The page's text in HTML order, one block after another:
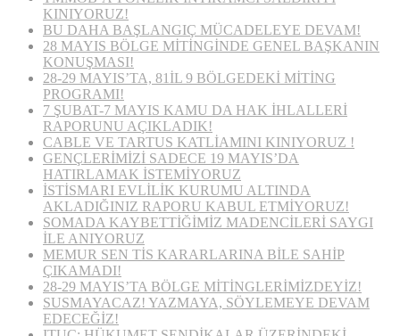
KINIYORUZ!
BU DAHA BAŞLANGIÇ MÜCADELEYE DEVAM!
28 MAYIS BÖLGE MİTİNGİNDE GENEL BAŞKANIN
KONUŞMASI!
28-29 MAYIS’TA, 81İL 9 BÖLGEDEKİ MİTİNG
PROGRAMI!
7 ŞUBAT-7 MAYIS KAMU DA HAK İHLALLERİ
RAPORUNU AÇIKLADIK!
CABLE VE TARTUS KATLİAMINI KINIYORUZ !
GENÇLERİMİZİ SADECE 19 MAYIS’DA
HATIRLAMAK İSTEMİYORUZ
İSTİSMARI EVLİLİK KURUMU ALTINDA
AKLADIĞINIZ RAPORU KABUL ETMİYORUZ!
SOMADA KAYBETTİĞİMİZ MADENCİLERİ SAYGI
İLE ANIYORUZ
MEMUR SEN TİS KARARLARINA BİLE SAHİP
ÇIKAMADI!
28-29 MAYIS’TA BÖLGE MİTİNGLERİMİZDEYİZ!
SUSMAYACAZ! YAZMAYA, SÖYLEMEYE DEVAM
EDECEĞİZ!